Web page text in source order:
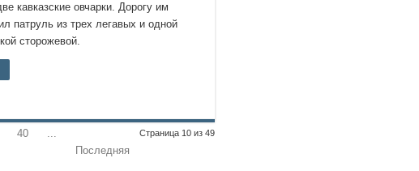
кавказские овчарки. Дорогу им
патруль из трех легавых и одной
сторожевой.
Страница 10 из 49
40
...
Последняя